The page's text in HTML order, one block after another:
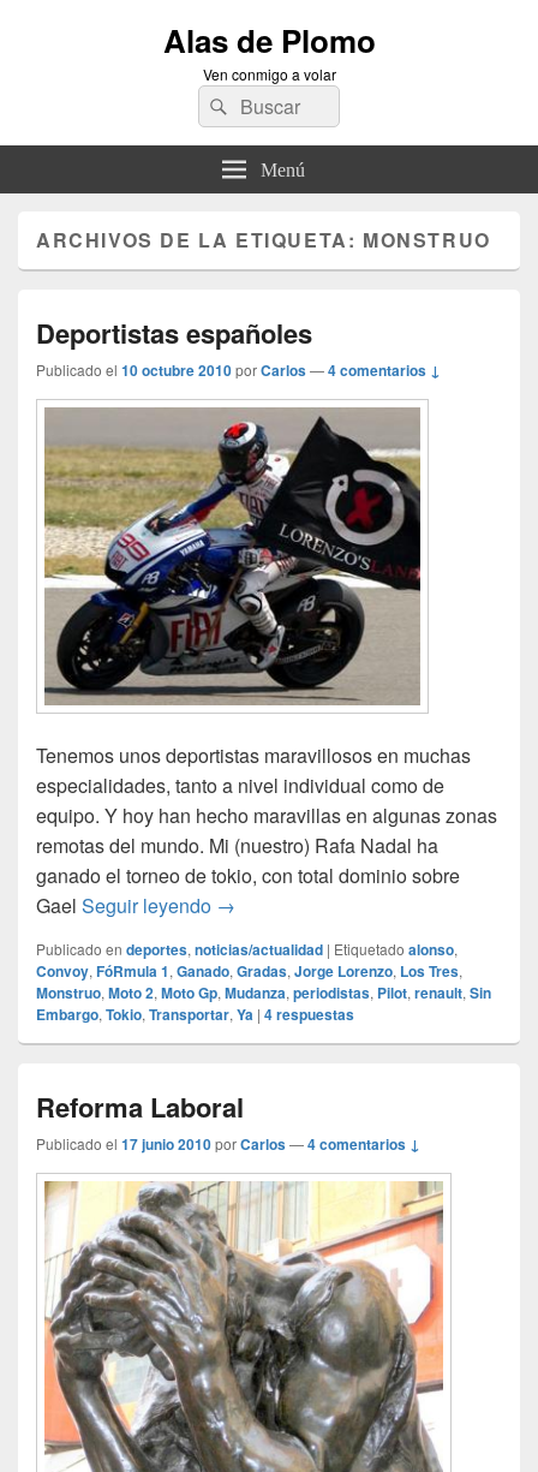
Alas de Plomo
Ven conmigo a volar
Buscar
por:
Buscar
Menú
ARCHIVOS DE LA ETIQUETA: MONSTRUO
Deportistas españoles
Publicado el 10 octubre 2010porCarlos—4 comentarios ↓
Tenemos unos deportistas maravillosos en muchas
especialidades, tanto a nivel individual como de
equipo. Y hoy han hecho maravillas en algunas zonas
remotas del mundo. Mi (nuestro) Rafa Nadal ha
ganado el torneo de tokio, con total dominio sobre
Gael Seguir leyendo Deportistas españoles
→
Publicado en deportes, noticias/actualidad | Etiquetado alonso,
Convoy, FóRmula 1, Ganado, Gradas, Jorge Lorenzo, Los Tres,
Monstruo, Moto 2, Moto Gp, Mudanza, periodistas, Pilot, renault, Sin
Embargo, Tokio, Transportar, Ya | 4respuestas
Reforma Laboral
Publicado el 17 junio 2010porCarlos—4 comentarios ↓